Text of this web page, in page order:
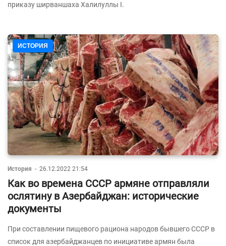
приказу ширваншаха Халилуллы I.
ИСТОРИЯ
История - 26.12.2022 21:54
Как во времена СССР армяне отправляли
ослятину в Азербайджан: исторические
документы
При составлении пищевого рациона народов бывшего СССР в
список для азербайджанцев по инициативе армян была